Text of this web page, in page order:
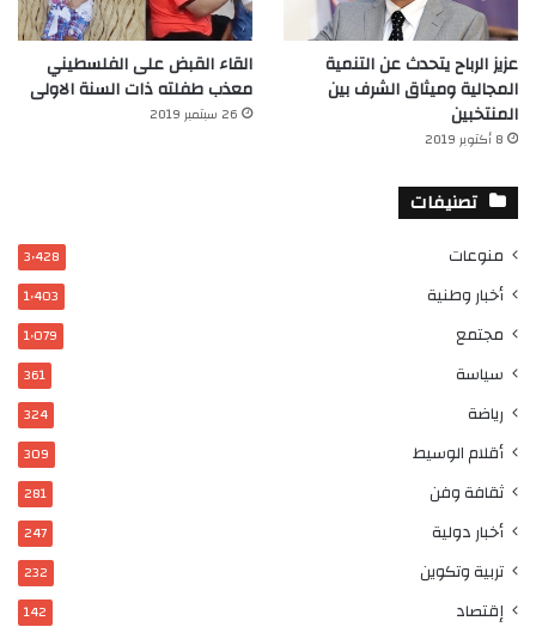
عزيز الرباح يتحدث عن التنمية
المجالية وميثاق الشرف بين
المنتخبين
8 أكتوبر 2019
القاء القبض على الفلسطيني
معذب طفلته ذات السنة الاولى
26 سبتمبر 2019
تصنيفات
منوعات 3٬428
أخبار وطنية 1٬403
مجتمع 1٬079
سياسة 361
رياضة 324
أقلام الوسيط 309
ثقافة وفن 281
أخبار دولية 247
تربية وتكوين 232
إقتصاد 142